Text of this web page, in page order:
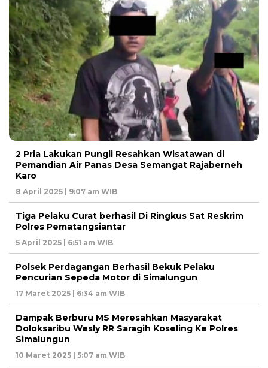
2 Pria Lakukan Pungli Resahkan Wisatawan di
Pemandian Air Panas Desa Semangat Rajaberneh
Karo
8 April 2025 | 9:07 am WIB
Tiga Pelaku Curat berhasil Di Ringkus Sat Reskrim
Polres Pematangsiantar
5 April 2025 | 6:51 am WIB
Polsek Perdagangan Berhasil Bekuk Pelaku
Pencurian Sepeda Motor di Simalungun
17 Maret 2025 | 6:34 am WIB
Dampak Berburu MS Meresahkan Masyarakat
Doloksaribu Wesly RR Saragih Koseling Ke Polres
Simalungun
10 Maret 2025 | 5:07 am WIB